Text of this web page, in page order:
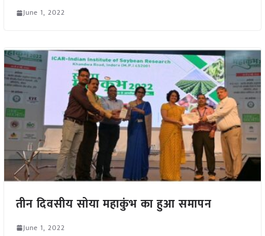
June 1, 2022
तीन दिवसीय सोया महाकुंभ का हुआ समापन
June 1, 2022